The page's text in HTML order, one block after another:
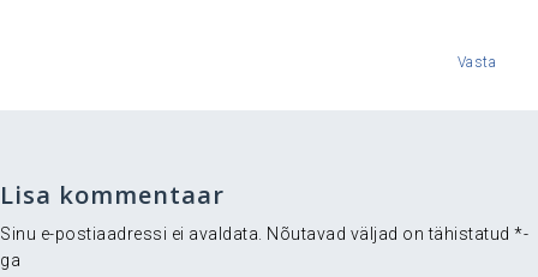
Vasta
Lisa kommentaar
Sinu e-postiaadressi ei avaldata. Nõutavad väljad on tähistatud *-
ga